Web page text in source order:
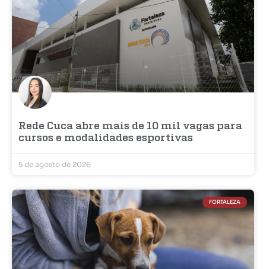
Rede Cuca abre mais de 10 mil vagas para
cursos e modalidades esportivas
5 de agosto de 2026
FORTALEZA